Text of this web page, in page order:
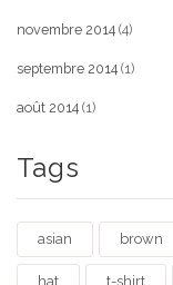
novembre 2014 (4)
septembre 2014 (1)
août 2014 (1)
Tags
asian brown
hat t-shirt